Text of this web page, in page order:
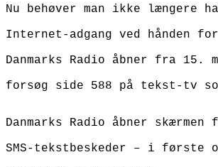
Nu behøver man ikke længere
Internet-adgang ved hånden
Danmarks Radio åbner fra 15.
forsøg side 588 på tekst-tv
Danmarks Radio åbner
SMS-tekstbeskeder – i første